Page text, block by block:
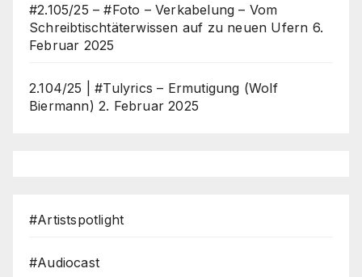
#2.105/25 – #Foto – Verkabelung – Vom
Schreibtischtäterwissen auf zu neuen Ufern 6.
Februar 2025
2.104/25 | #Tulyrics – Ermutigung (Wolf
Biermann) 2. Februar 2025
#Artistspotlight
#Audiocast